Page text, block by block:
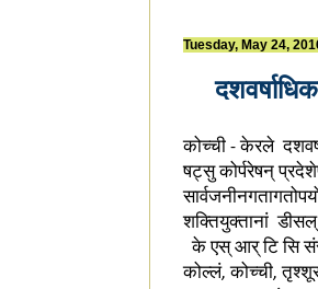
Tuesday, May 24,
कोच्ची - केरले
षट्सु कोर्परेषन्
शक्तियुक्तानां डीसल्
के एस् आर् टि सि
कोल्लं, कोच्ची,